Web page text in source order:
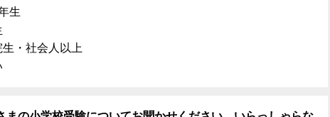
生
生・社会人以上